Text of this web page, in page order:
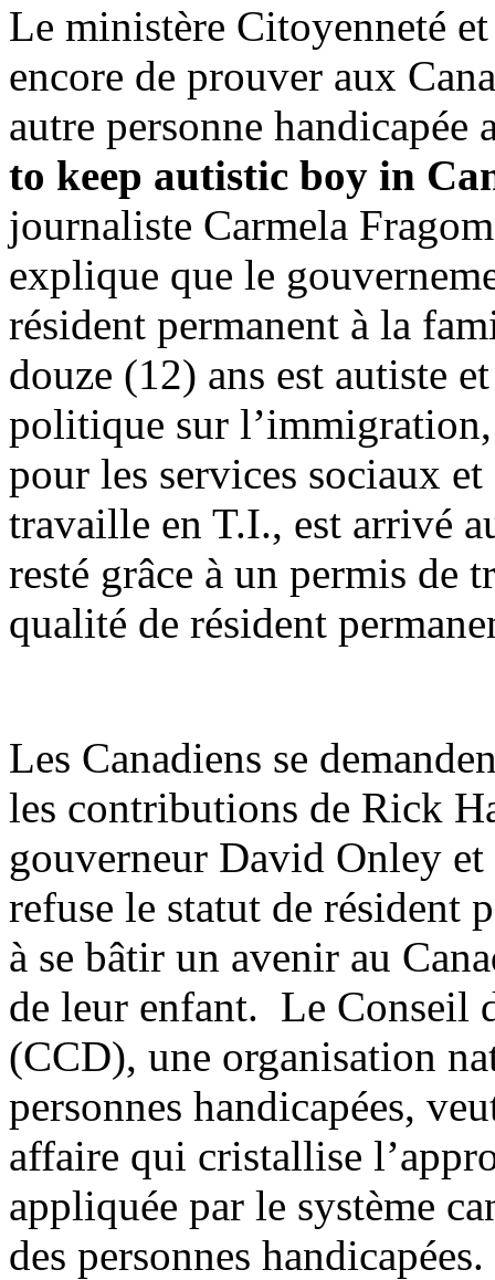
Le ministère Citoyenneté
encore de prouver aux
autre personne
to keep autistic boy in
journaliste Carmela
explique que le
résident permanent à la
douze (12) ans est autiste
politique sur
pour les services sociaux
travaille en T.I., est arrivé
resté grâce à un permis de
qualité de résident
Les Canadiens se
les contributions de Rick
gouverneur David Onley et
refuse le statut de résident
à se bâtir un avenir au
de leur enfant. Le Conseil
(CCD), une organisation
personnes handicapées,
affaire qui cristallise
appliquée par le système
des personnes handicapées.